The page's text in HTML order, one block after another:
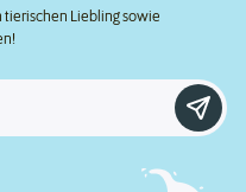
tierischen Liebling sowie